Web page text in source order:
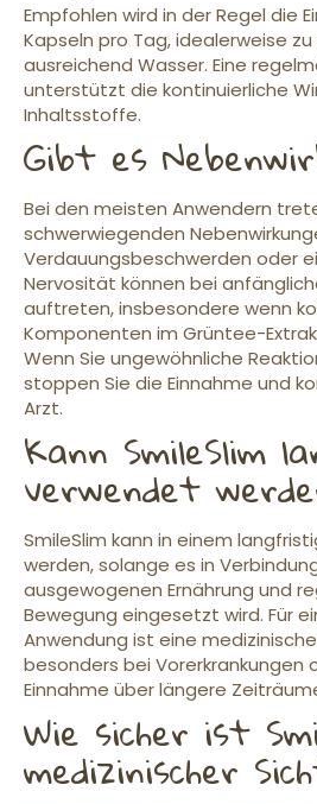
Empfohlen wird in der Regel die
Kapseln pro Tag, idealerweise
ausreichend Wasser. Eine
unterstützt die kontinuierliche
Inhaltsstoffe.
Gibt es
Bei den meisten Anwendern
schwerwiegenden
Verdauungsbeschwerden oder
Nervosität können bei
auftreten, insbesondere wenn
Komponenten im Grüntee-
Wenn Sie ungewöhnliche
stoppen Sie die Einnahme und
Arzt.
Kann SmileSlim
verwendet
SmileSlim kann in einem
werden, solange es in
ausgewogenen Ernährung und
Bewegung eingesetzt wird. Für
Anwendung ist eine
besonders bei
Einnahme über längere
Wie sicher ist
medizinischer